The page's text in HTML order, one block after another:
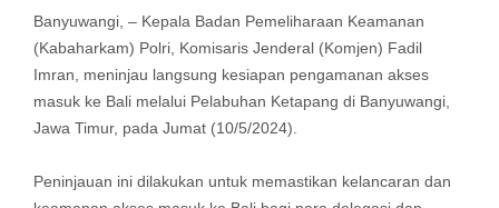
Banyuwangi, – Kepala Badan Pemeliharaan Keamanan
(Kabaharkam) Polri, Komisaris Jenderal (Komjen) Fadil
Imran, meninjau langsung kesiapan pengamanan akses
masuk ke Bali melalui Pelabuhan Ketapang di Banyuwangi,
Jawa Timur, pada Jumat (10/5/2024).
Peninjauan ini dilakukan untuk memastikan kelancaran dan